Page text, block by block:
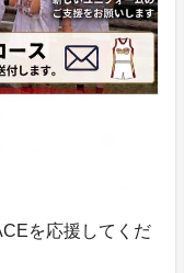
を応援してくだ